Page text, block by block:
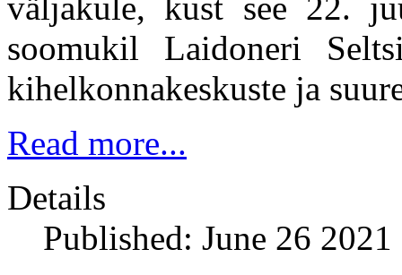
soomukil Laidoneri
kihelkonnakeskuste ja
Read more...
Details
Published: June 26 2021